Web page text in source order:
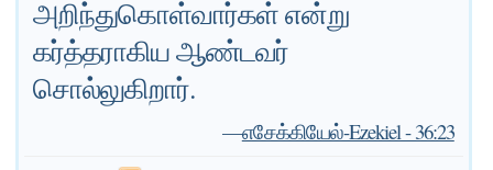
அறிந்துகொள்வார்கள் என்று
கர்த்தராகிய ஆண்டவர்
சொல்லுகிறார்.
—எசேக்கியேல்-Ezekiel - 36:23